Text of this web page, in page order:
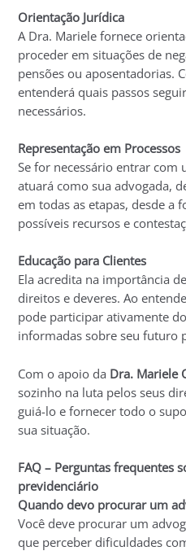
Orientação Jurídica
A Dra. Mariele fornece
proceder em situações de
pensões ou aposentadorias.
entenderá quais passos
necessários.
Representação em Processos
Se for necessário entrar com
atuará como sua advogada,
em todas as etapas, desde a
possíveis recursos e
Educação para Clientes
Ela acredita na importância
direitos e deveres. Ao
pode participar ativamente
informadas sobre seu futuro
Com o apoio da Dra. Mariele
sozinho na luta pelos seus
guiá-lo e fornecer todo o
sua situação.
FAQ – Perguntas frequentes
previdenciário
Quando devo procurar um
Você deve procurar um
que perceber dificuldades